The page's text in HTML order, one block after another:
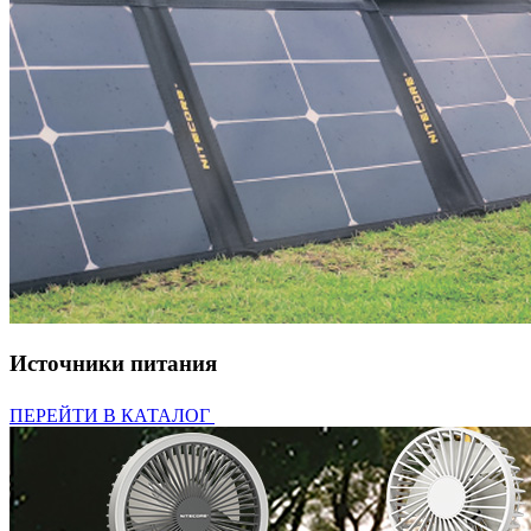
Источники питания
ПЕРЕЙТИ В КАТАЛОГ